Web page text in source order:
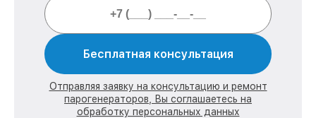
Бесплатная консультация
Отправляя заявку на консультацию и ремонт
парогенераторов, Вы соглашаетесь на
обработку персональных данных